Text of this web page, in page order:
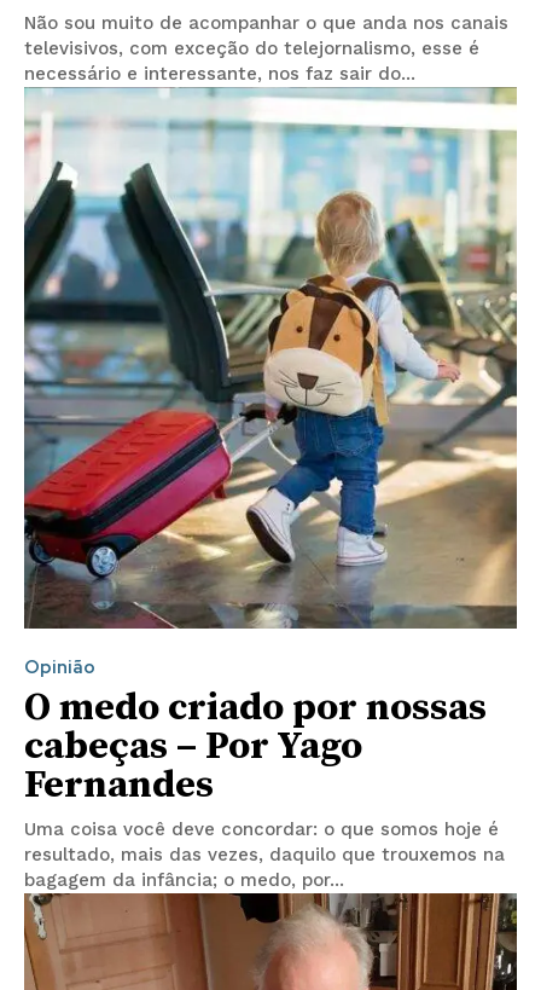
Não sou muito de acompanhar o que anda nos canais
televisivos, com exceção do telejornalismo, esse é
necessário e interessante, nos faz sair do...
Opinião
O medo criado por nossas
cabeças – Por Yago
Fernandes
Uma coisa você deve concordar: o que somos hoje é
resultado, mais das vezes, daquilo que trouxemos na
bagagem da infância; o medo, por...